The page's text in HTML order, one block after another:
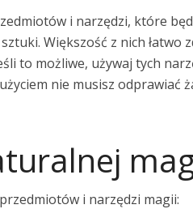
i narzędzi, które
Większość z nich łatwo
to możliwe, używaj tych
nie musisz odprawiać
i narzędzi magii: